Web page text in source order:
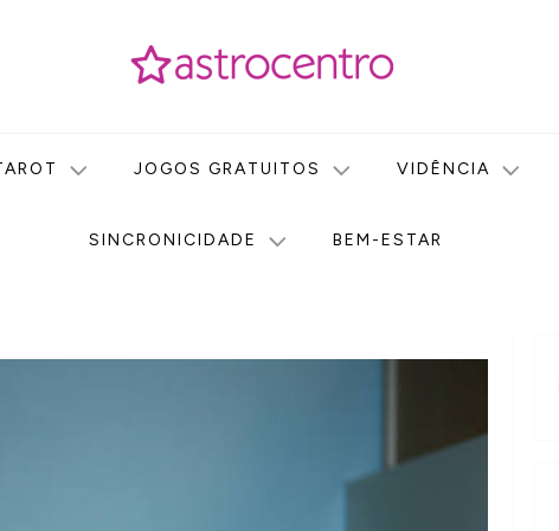
JOGOS GRATUITOS VIDÊNCIA
SINCRONICIDADE BEM-ESTAR